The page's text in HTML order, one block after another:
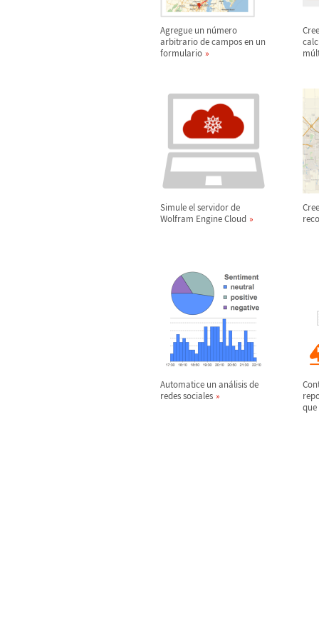
Agregue un número
arbitrario de campos en un
formulario
mú
Simule el servidor de
Wolfram Engine Cloud
Automatice un análisis de
redes sociales